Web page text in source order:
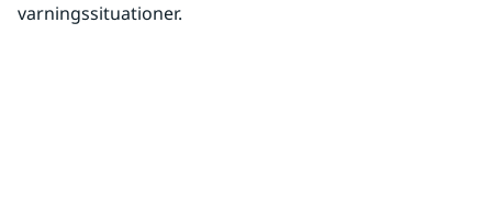
varningssituationer.